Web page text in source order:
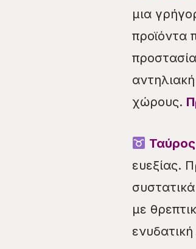
μια
προϊόντα
χώρους.
ευεξίας.
με